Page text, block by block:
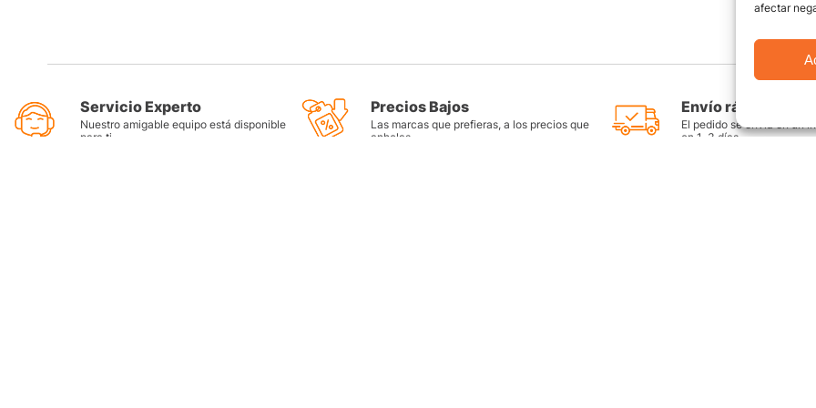
afectar
Servicio Experto
Nuestro amigable equipo está disponible
para ti
Precios Bajos
Las marcas que prefieras, a los precios que
anhelas
Envío rápido y
El pedido se envía en un
en 1-3 días